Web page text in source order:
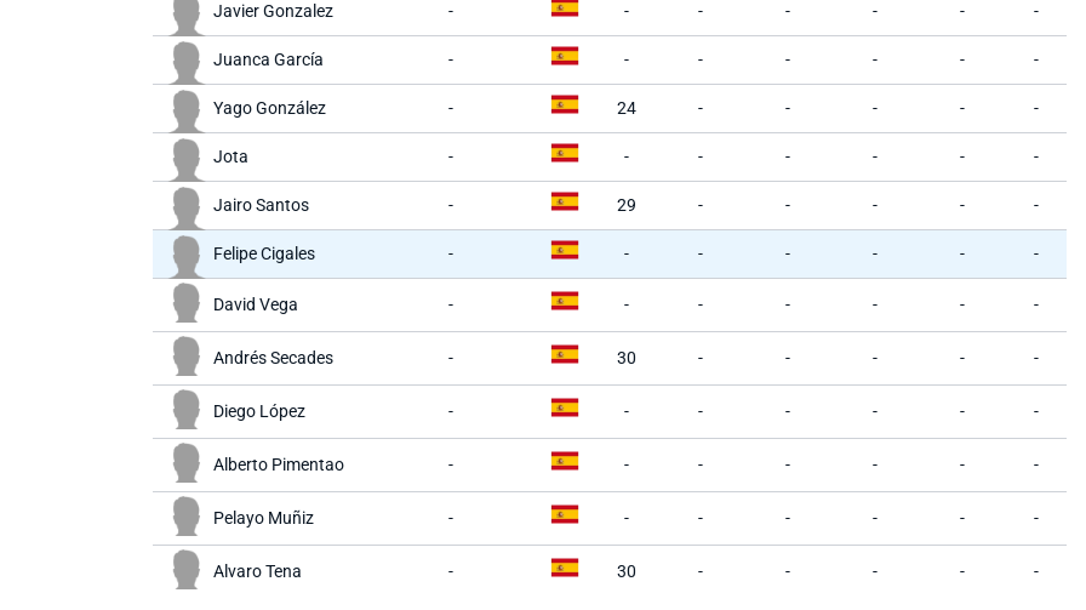
Javier Gonzalez - - - - - - -
Juanca García - - - - - - -
Yago González - 24 - - - - -
Jota - - - - - - -
Jairo Santos - 29 - - - - -
Felipe Cigales - - - - - - -
David Vega - - - - - - -
Andrés Secades - 30 - - - - -
Diego López - - - - - - -
Alberto Pimentao - - - - - - -
Pelayo Muñiz - - - - - - -
Alvaro Tena - 30 - - - - -